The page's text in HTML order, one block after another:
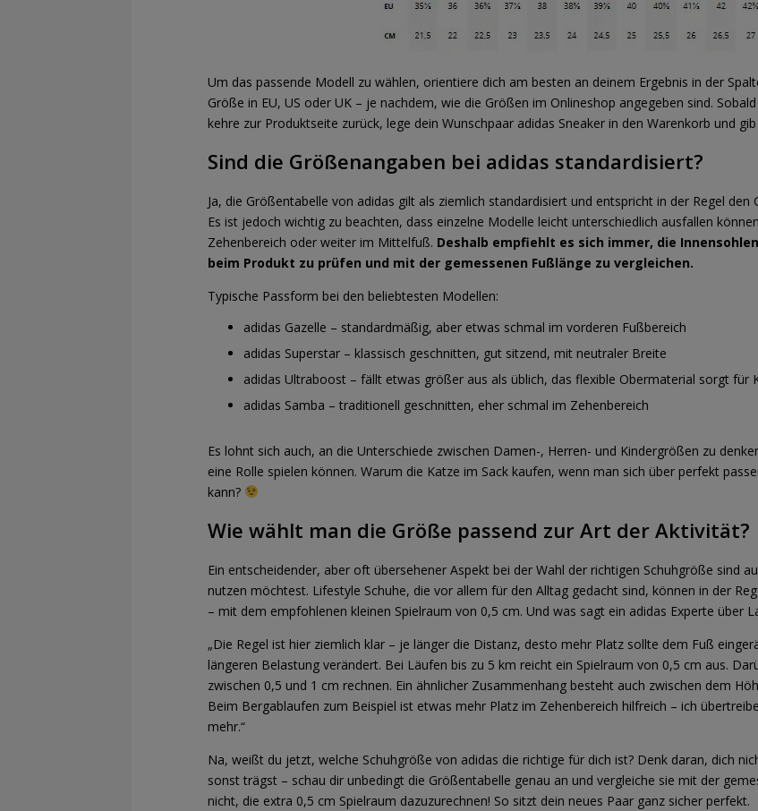
Um das passende Modell zu wählen, orientiere dich am besten an deinem Ergebnis in der
Größe in EU, US oder UK – je nachdem, wie die Größen im Onlineshop angegeben sind.
kehre zur Produktseite zurück, lege dein Wunschpaar adidas Sneaker in den Warenkorb und
Sind die Größenangaben bei adidas standardisiert?
Ja, die Größentabelle von adidas gilt als ziemlich standardisiert und entspricht in der Regel
Es ist jedoch wichtig zu beachten, dass einzelne Modelle leicht unterschiedlich ausfallen
Zehenbereich oder weiter im Mittelfuß. Deshalb empfiehlt es sich immer, die
beim Produkt zu prüfen und mit der gemessenen Fußlänge zu vergleichen.
Typische Passform bei den beliebtesten Modellen:
adidas Gazelle – standardmäßig, aber etwas schmal im vorderen Fußbereich
adidas Superstar – klassisch geschnitten, gut sitzend, mit neutraler Breite
adidas Ultraboost – fällt etwas größer aus als üblich, das flexible Obermaterial sorgt für
adidas Samba – traditionell geschnitten, eher schmal im Zehenbereich
Es lohnt sich auch, an die Unterschiede zwischen Damen-, Herren- und Kindergrößen zu
eine Rolle spielen können. Warum die Katze im Sack kaufen, wenn man sich über perfekt
kann?
Wie wählt man die Größe passend zur Art der Aktivität?
Ein entscheidender, aber oft übersehener Aspekt bei der Wahl der richtigen Schuhgröße sind
nutzen möchtest. Lifestyle Schuhe, die vor allem für den Alltag gedacht sind, können in der
– mit dem empfohlenen kleinen Spielraum von 0,5 cm. Und was sagt ein adidas Experte über
„Die Regel ist hier ziemlich klar – je länger die Distanz, desto mehr Platz sollte dem Fuß
längeren Belastung verändert. Bei Läufen bis zu 5 km reicht ein Spielraum von 0,5 cm aus.
zwischen 0,5 und 1 cm rechnen. Ein ähnlicher Zusammenhang besteht auch zwischen dem
Beim Bergablaufen zum Beispiel ist etwas mehr Platz im Zehenbereich hilfreich – ich
mehr.“
Na, weißt du jetzt, welche Schuhgröße von adidas die richtige für dich ist? Denk daran, dich
sonst trägst – schau dir unbedingt die Größentabelle genau an und vergleiche sie mit der
nicht, die extra 0,5 cm Spielraum dazuzurechnen! So sitzt dein neues Paar ganz sicher perfekt.